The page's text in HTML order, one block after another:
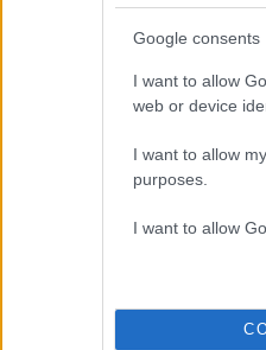
Google consents
I want to allow
web or device
I want to allow
purposes.
I want to allow